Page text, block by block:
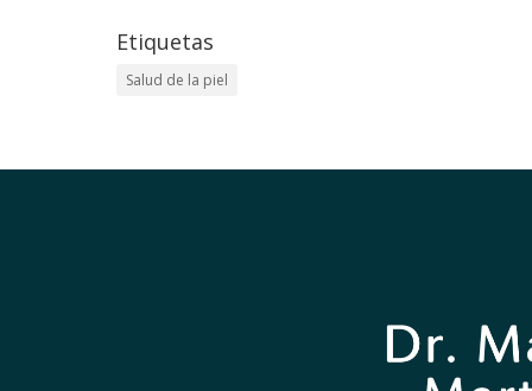
Etiquetas
Salud de la piel